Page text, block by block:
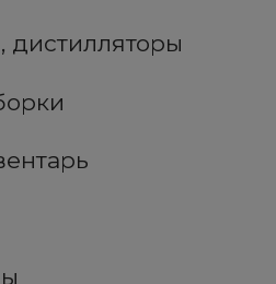
дистилляторы